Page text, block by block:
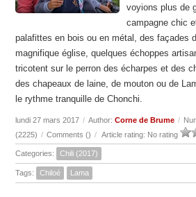
voyions plus de
campagne chic
palafittes en bois ou en métal, des façades
magnifique église, quelques échoppes
tricotent sur le perron des écharpes et des
des chapeaux de laine, de mouton ou de
le rythme tranquille de Chonchi.
lundi 27 mars 2017 / Author:Corne de Brume /
(2225) / Comments () / Article rating: No rating
Categories: Chili (2017)
Tags: Chiloé Lama